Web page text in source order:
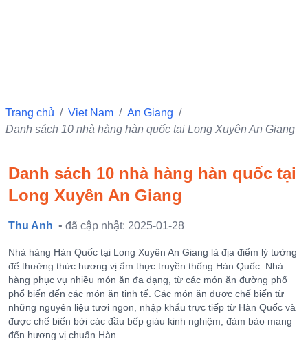
Trang chủ / Viet Nam / An Giang /
Danh sách 10 nhà hàng hàn quốc tại Long Xuyên An Giang
Danh sách 10 nhà hàng hàn quốc tại
Long Xuyên An Giang
Thu Anh • đã cập nhật: 2025-01-28
Nhà hàng Hàn Quốc tại Long Xuyên An Giang là địa điểm lý tưởng
để thưởng thức hương vị ẩm thực truyền thống Hàn Quốc. Nhà
hàng phục vụ nhiều món ăn đa dạng, từ các món ăn đường phố
phổ biến đến các món ăn tinh tế. Các món ăn được chế biến từ
những nguyên liệu tươi ngon, nhập khẩu trực tiếp từ Hàn Quốc và
được chế biến bởi các đầu bếp giàu kinh nghiệm, đảm bảo mang
đến hương vị chuẩn Hàn.